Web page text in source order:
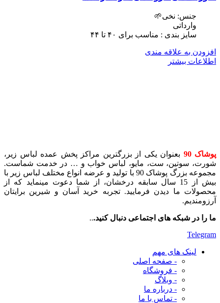
جنس: نخی🌱
وارداتی
سایز بندی : مناسب برای ۴٠ تا ۴۴
افزودن به علاقه مندی
اطلاعات بیشتر
پوشاک 90
بعنوان یکی از بزرگترین مراکز پخش عمده لباس زیر،
شورت، سوتین، ست، مایو، لباس خواب و … در خدمت شماست.
مجموعه بزرگ پوشاک 90 با تولید و عرضه انواع مختلف لباس زیر با
بیش از 15 سال سابقه درخشان، از شما دعوت مینماید که از
محصولات ما دیدن فرمایید. تجربه خرید آسان و شیرین برایتان
آرزومندیم.
ما را در شبکه های اجتماعی دنبال کنید...
Telegram
لینک های مهم
- صفحه اصلی
- فروشگاه
- وبلاگ
- درباره ما
- تماس با ما